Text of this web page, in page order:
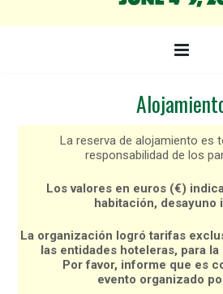
La reserva de alojamiento es
responsabilidad de los
Los valores en euros (€)
habitación, desayuno
La organización logró tarifas
las entidadeshoteleras, para la
Por favor, informe que es
evento organizado